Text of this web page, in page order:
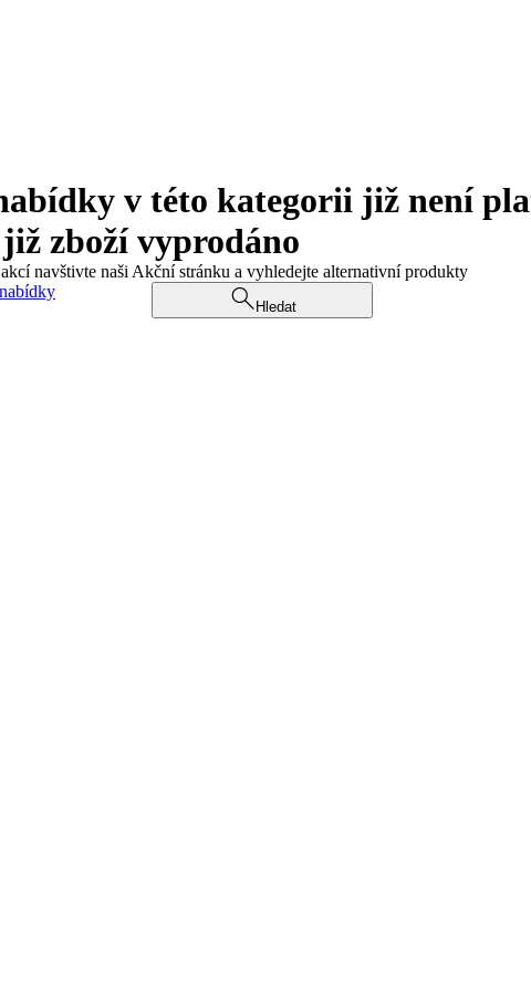
v této kategorii již není
již zboží vyprodáno
navštivte naši Akční stránku a vyhledejte alternativní produkty
Hledat